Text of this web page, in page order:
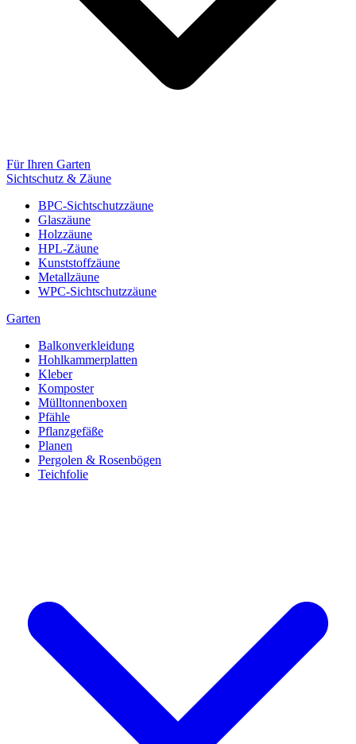
Für Ihren Garten
Sichtschutz & Zäune
BPC-Sichtschutzzäune
Glaszäune
Holzzäune
HPL-Zäune
Kunststoffzäune
Metallzäune
WPC-Sichtschutzzäune
Garten
Balkonverkleidung
Hohlkammerplatten
Kleber
Komposter
Mülltonnenboxen
Pfähle
Pflanzgefäße
Planen
Pergolen & Rosenbögen
Teichfolie